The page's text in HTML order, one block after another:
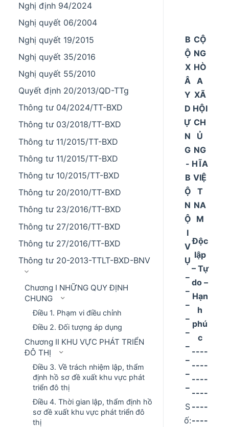
Nghị định 94/2024
Nghị quyết 06/2004
Nghị quyết 19/2015
Nghị quyết 35/2016
Nghị quyết 55/2010
Quyết định 20/2013/QD-TTg
Thông tư 04/2024/TT-BXD
Thông tư 03/2018/TT-BXD
Thông tư 11/2015/TT-BXD
Thông tư 11/2015/TT-BXD
Thông tư 10/2015/TT-BXD
Thông tư 20/2010/TT-BXD
Thông tư 23/2016/TT-BXD
Thông tư 27/2016/TT-BXD
Thông tư 27/2016/TT-BXD
Thông tư 20-2013-TTLT-BXD-BNV
Chương I NHỮNG QUY ĐỊNH
CHUNG
Điều 1. Phạm vi điều chỉnh
Điều 2. Đối tượng áp dụng
Chương II KHU VỰC PHÁT TRIỂN
ĐÔ THỊ
Điều 3. Về trách nhiệm lập, thẩm
định hồ sơ đề xuất khu vực phát
triển đô thị
Điều 4. Thời gian lập, thẩm định hồ
sơ đề xuất khu vực phát triển đô
thị
B
Ộ
X
Â
Y
D
Ự
N
G
-
B
Ộ
N
Ộ
I
V
Ụ
S
ố:
CỘ
NG
HÒ
A
XÃ
HỘI
CH
Ủ
NG
HĨA
VIỆ
T
NA
M
Độc
lập
– Tự
do –
Hạn
h
phú
c
----
----
----
----
----
----